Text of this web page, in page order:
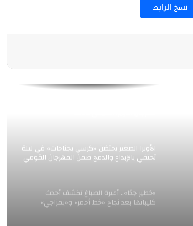
نسخ الرابطتعيش في حالة سعادة : مروة اللبنانية تحقق
ياسوسة “
والإسكندرية.. 118 عرضًا فنيًا لإحياء التراث
الأوبرا الصغير يحتضن «كرسي بجناحات» في ليلة
تحتفي بالإبداع والدمج ضمن المهرجان القومي
للمسرح المصري
«خطير جدًا».. أميرة الصباغ تكشف أحدث
كليباتها بعد نجاح «خط أحمر» و«بمزاجي»